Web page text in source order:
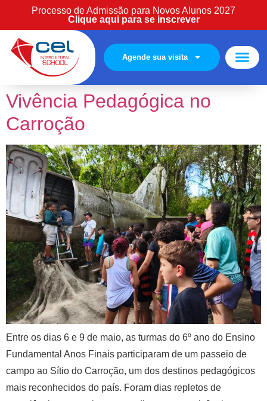
Processo de Admissão para Novos Alunos 2027
Clique aqui para se inscrever
Agende sua visita
Vivência Pedagógica no
Carroção
Entre os dias 6 e 9 de maio, as turmas do 6º ano do Ensino
Fundamental Anos Finais participaram de um passeio de
campo ao Sítio do Carroção, um dos destinos pedagógicos
mais reconhecidos do país. Foram dias repletos de